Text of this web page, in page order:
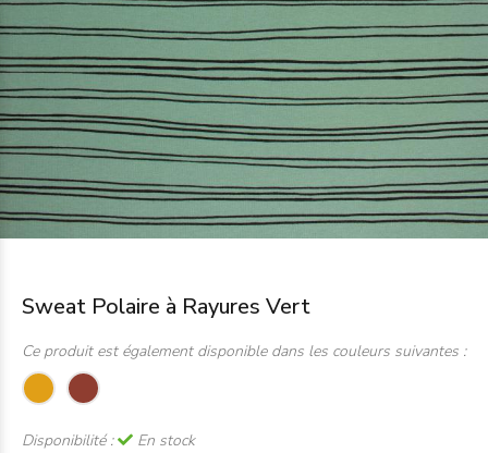
Sweat Polaire à Rayures Vert
Ce produit est également disponible dans les couleurs suivantes :
Disponibilité :
En stock